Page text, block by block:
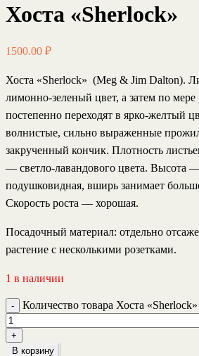
Хоста «Sherlock»
1500.00 ₽
Хоста «Sherlock» (Meg & Jim Dalton).
лимонно-зеленый цвет, а затем по мере
постепенно переходят в ярко-желтый
волнистые, сильно выраженные
закрученный кончик. Плотность
— светло-лавандового цвета.
подушковидная, вширь занимает
Скорость роста — хорошая.
Посадочный материал: отдельно
растение с несколькими розетками.
1 в наличии
Количество товара Хоста «Sherlock»
В корзину